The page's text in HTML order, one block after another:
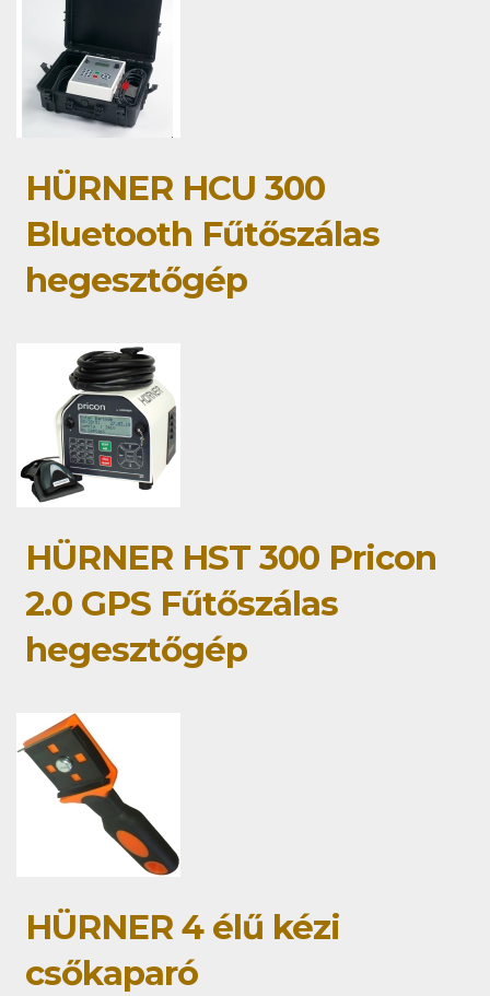
HÜRNER HCU 300
Bluetooth Fűtőszálas
hegesztőgép
HÜRNER HST 300 Pricon
2.0 GPS Fűtőszálas
hegesztőgép
HÜRNER 4 élű kézi
csőkaparó